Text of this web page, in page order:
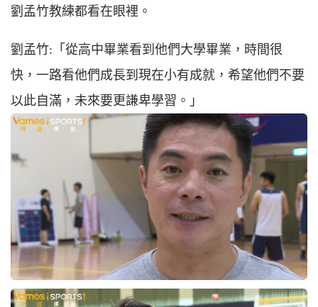
劉孟竹教練都看在眼裡。
劉孟竹:「從高中畢業看到他們大學畢業，時間很
快，一路看他們成長到現在小有成就，希望他們不要
以此自滿，未來要更謙卑學習。」